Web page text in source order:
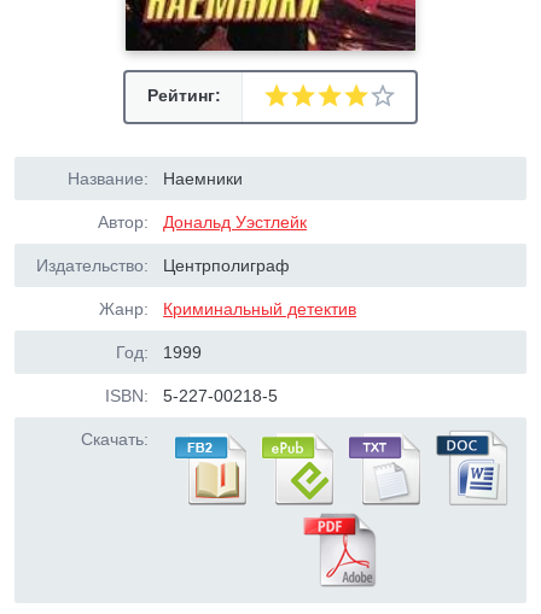
Рейтинг:
Название: Наемники
Автор: Дональд Уэстлейк
Издательство: Центрполиграф
Жанр: Криминальный детектив
Год: 1999
ISBN: 5-227-00218-5
Скачать: